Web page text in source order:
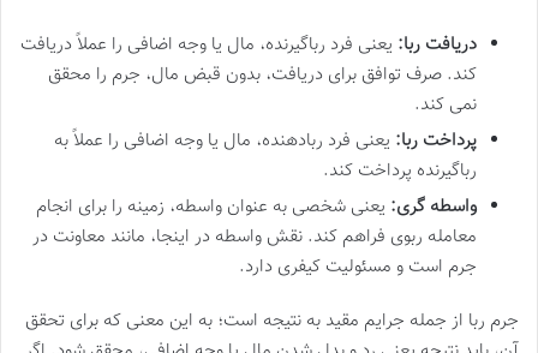
دریافت ربا: یعنی فرد رباگیرنده، مال یا وجه اضافی را عملاً دریافت
کند. صرف توافق برای دریافت، بدون قبض مال، جرم را محقق
نمی کند.
پرداخت ربا: یعنی فرد ربادهنده، مال یا وجه اضافی را عملاً به
رباگیرنده پرداخت کند.
واسطه گری: یعنی شخصی به عنوان واسطه، زمینه را برای انجام
معامله ربوی فراهم کند. نقش واسطه در اینجا، مانند معاونت در
جرم است و مسئولیت کیفری دارد.
جرم ربا از جمله جرایم مقید به نتیجه است؛ به این معنی که برای تحقق